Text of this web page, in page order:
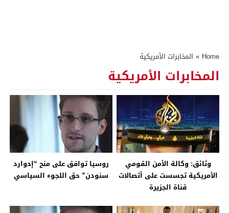
Home
» المخابرات الأمريكية
المخابرات الأمريكية
وثائق: وكالة الأمن القومي
الأمريكية تجسست على أتصالات
قناة الجزيرة
روسيا توافق على منح “إدوارد
سنودن” حق اللجوء السياسي